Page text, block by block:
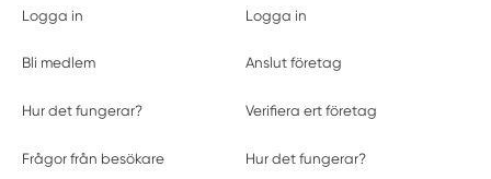
Logga in
Bli medlem
Hur det fungerar?
Frågor från besökare
Logga in
Anslut företag
Verifiera ert företag
Hur det fungerar?